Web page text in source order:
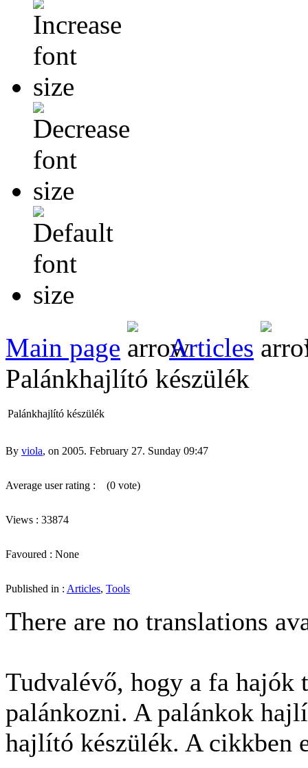
Main page Articles
Palánkhajlító készülék
Palánkhajlító készülék
By viola, on 2005. February 27. Sunday 09:47
Average user rating : (0 vote)
Views : 33874
Favoured : None
Published in : Articles, Tools
There are no translations
Tudvalévő, hogy a fa hajók
palánkozni. A palánkok
hajlító készülék. A cikkben